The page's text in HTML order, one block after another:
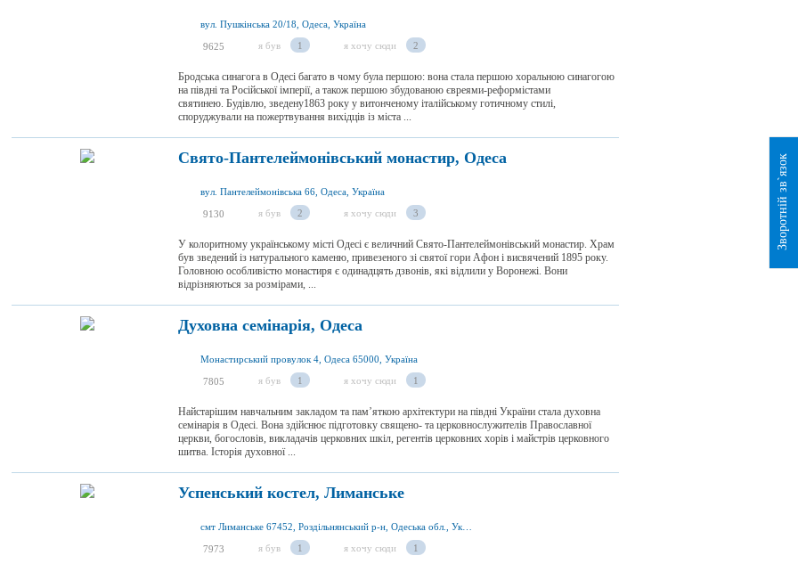
вул. Пушкінська 20/18, Одеса, Україна
9625 я був 1 я хочу сюди 2
Бродська синагога в Одесі багато в чому була першою: вона стала першою хоральною синагогою
на півдні та Російської імперії, а також першою збудованою євреями-реформістами
святинею. Будівлю, зведену1863 року у витонченому італійському готичному стилі,
споруджували на пожертвування вихідців із міста ...
Свято-Пантелеймонівський монастир, Одеса
вул. Пантелеймонівська 66, Одеса, Україна
9130 я був 2 я хочу сюди 3
У колоритному українському місті Одесі є величний Свято-Пантелеймонівський монастир. Храм
був зведений із натурального каменю, привезеного зі святої гори Афон і висвячений 1895 року.
Головною особливістю монастиря є одинадцять дзвонів, які відлили у Воронежі. Вони
відрізняються за розмірами, ...
Духовна семінарія, Одеса
Монастирський провулок 4, Одеса 65000, Україна
7805 я був 1 я хочу сюди 1
Найстарішим навчальним закладом та пам’яткою архітектури на півдні України стала духовна
семінарія в Одесі. Вона здійснює підготовку священо- та церковнослужителів Православної
церкви, богословів, викладачів церковних шкіл, регентів церковних хорів і майстрів церковного
шитва. Історія духовної ...
Успенський костел, Лиманське
7973 я був 1 я хочу сюди 1
Зворотній зв`язок